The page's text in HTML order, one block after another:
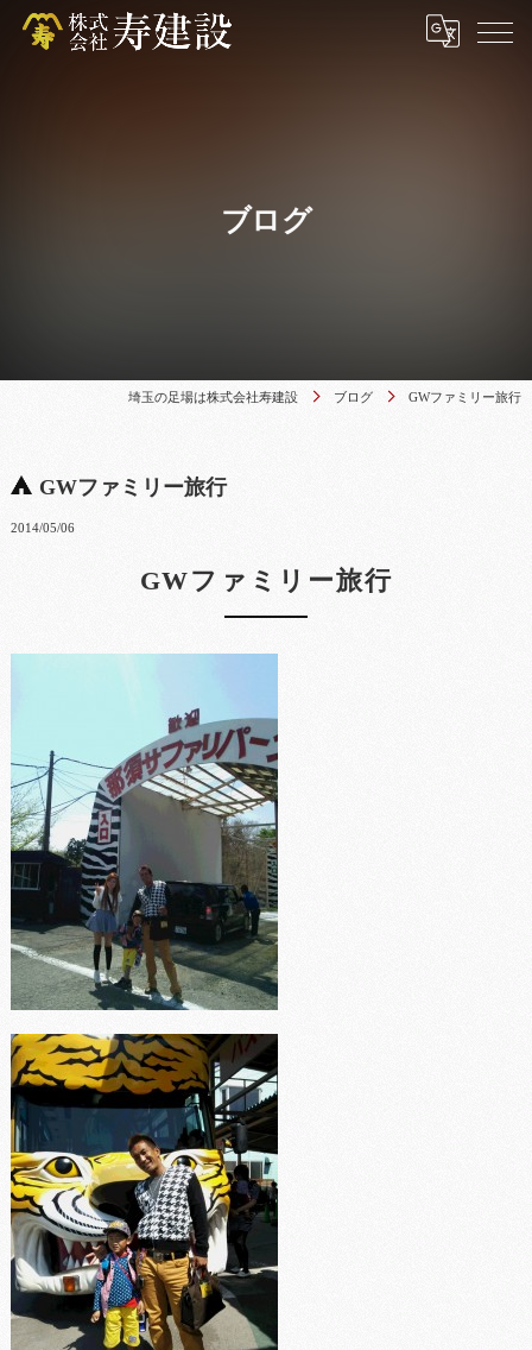
ブログ
埼玉の足場は株式会社寿建設 ブログ GWファミリー旅行
GWファミリー旅行
2014/05/06
GWファミリー旅行